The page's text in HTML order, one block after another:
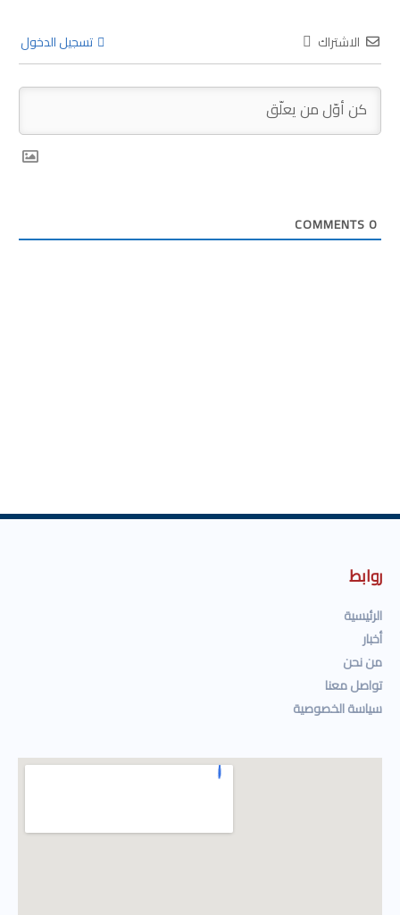
الاشتراك تسجيل الدخول
0
روابط
الرئيسية
أخبار
من نحن
تواصل معنا
سياسة الخصوصية